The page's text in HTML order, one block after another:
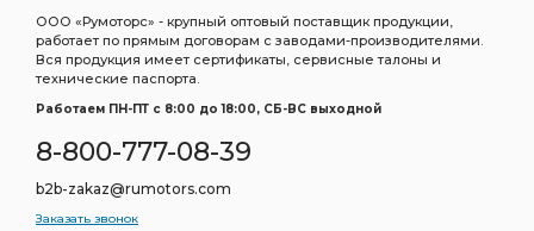
ООО «Румоторс» - крупный оптовый поставщик продукции,
работает по прямым договорам с заводами-производителями.
Вся продукция имеет сертификаты, сервисные талоны и
технические паспорта.
Работаем ПН-ПТ c 8:00 до 18:00, СБ-ВС выходной
8-800-777-08-39
b2b-zakaz@rumotors.com
Заказать звонок